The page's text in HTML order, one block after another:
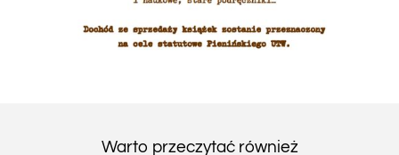
Warto przeczytać również